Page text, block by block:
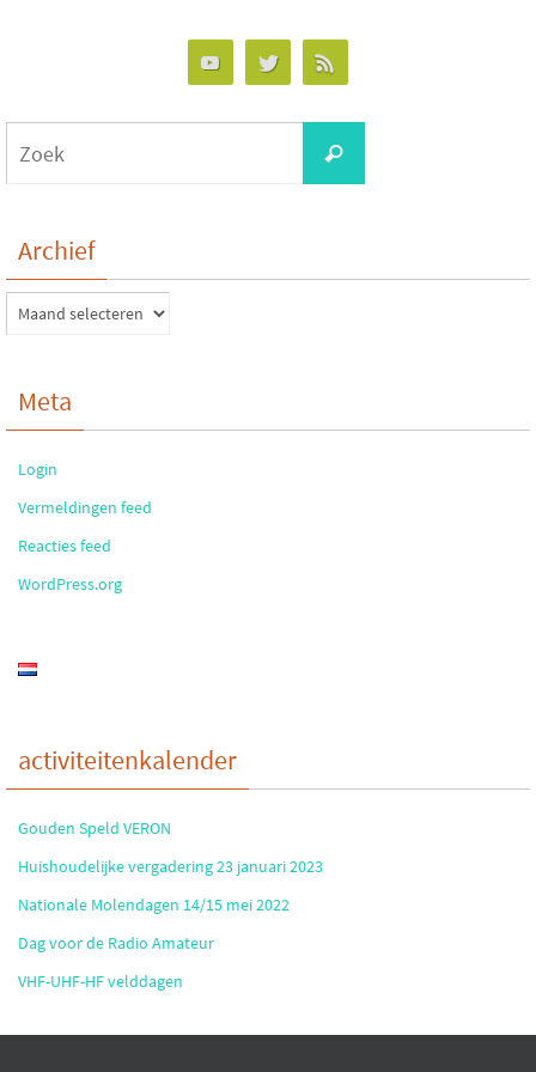
Zoek
Archief
Archief
Meta
Login
Vermeldingen feed
Reacties feed
WordPress.org
activiteitenkalender
Gouden Speld VERON
Huishoudelijke vergadering 23 januari 2023
Nationale Molendagen 14/15 mei 2022
Dag voor de Radio Amateur
VHF-UHF-HF velddagen